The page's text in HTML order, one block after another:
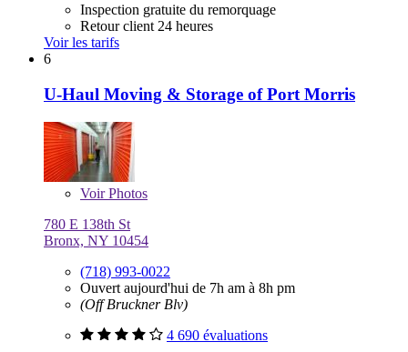
Inspection gratuite du remorquage
Retour client 24 heures
Voir les tarifs
6
U-Haul Moving & Storage of Port Morris
VoirPhotos
780 E 138th St
Bronx, NY 10454
(718) 993-0022
Ouvert aujourd'hui de 7h am à 8h pm
(Off Bruckner Blv)
4 690 évaluations